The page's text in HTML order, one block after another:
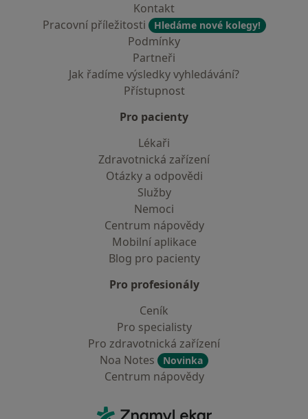
Kontakt
Pracovní příležitosti
Hledáme nové kolegy!
Podmínky
Partneři
Jak řadíme výsledky vyhledávání?
Přístupnost
Pro pacienty
Lékaři
Zdravotnická zařízení
Otázky a odpovědi
Služby
Nemoci
Centrum nápovědy
Mobilní aplikace
Blog pro pacienty
Pro profesionály
Ceník
Pro specialisty
Pro zdravotnická zařízení
Noa Notes
Novinka
Centrum nápovědy
ZnamyLekar - Hlavní stránka